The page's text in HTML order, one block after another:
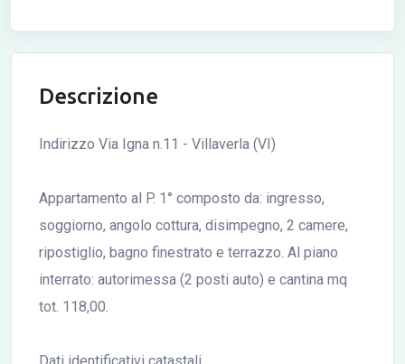
Descrizione
Indirizzo Via Igna n.11 - Villaverla (VI)
Appartamento al P. 1° composto da: ingresso,
soggiorno, angolo cottura, disimpegno, 2 camere,
ripostiglio, bagno finestrato e terrazzo. Al piano
interrato: autorimessa (2 posti auto) e cantina mq
tot. 118,00.